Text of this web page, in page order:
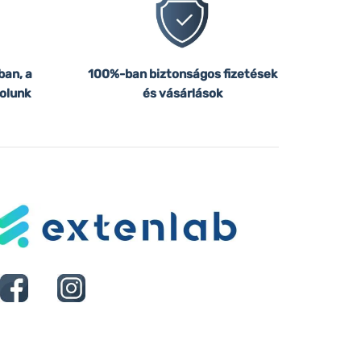
a
100%-ban biztonságos fizetések
és vásárlások